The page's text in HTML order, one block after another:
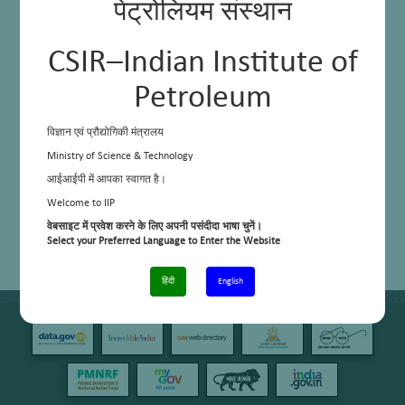
पेट्रोलियम संस्थान
CSIR–Indian Institute of
Petroleum
विज्ञान एवं प्रौद्योगिकी मंत्रालय
Ministry of Science & Technology
आईआईपी में आपका स्वागत है।
Welcome to IIP
वेबसाइट में प्रवेश करने के लिए अपनी पसंदीदा भाषा चुनें।
Select your Preferred Language to Enter the Website
हिंदी English